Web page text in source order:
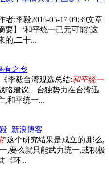
者:李毅2016-05-17 09:39文章
要】“和平统一已无可能”这
的,二十...
有之乡
李毅台湾观选总结:和平统一
略建议。台独势力在台湾迅
,和平统一...
_新浪博客
”这个研究结果是成立的,那么,
,要么就只能武力统一,或积极
《环...